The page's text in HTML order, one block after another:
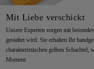
Mit Liebe verschickt
Unsere Experten sorgen mit
gestaltet wird. Sie erhalten Ihr
charakteristischen gelben Schachtel,
Moment.